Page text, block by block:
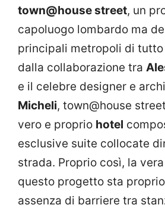
town@house street, un
capoluogo lombardo ma
principali metropoli di
dalla collaborazione tra
e il celebre designer e
Micheli, town@house
vero e proprio hotel
esclusive suite collocate
strada. Proprio così, la
questo progetto sta
assenza di barriere tra